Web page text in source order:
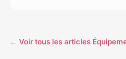
← Voir tous les articles